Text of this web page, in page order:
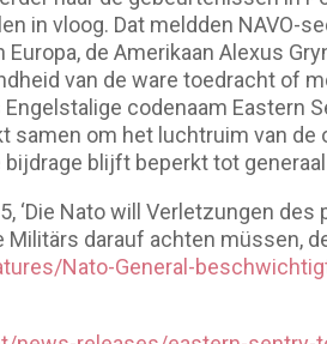
in vloog. Dat meldden NAVO-
Europa, de Amerikaan Alexus
van de ware toedracht of
codenaam Eastern
samen om het luchtruim van de
bijdrage blijft beperkt tot
‘Die Nato will Verletzungen
darauf achten müssen,
Nato-General-